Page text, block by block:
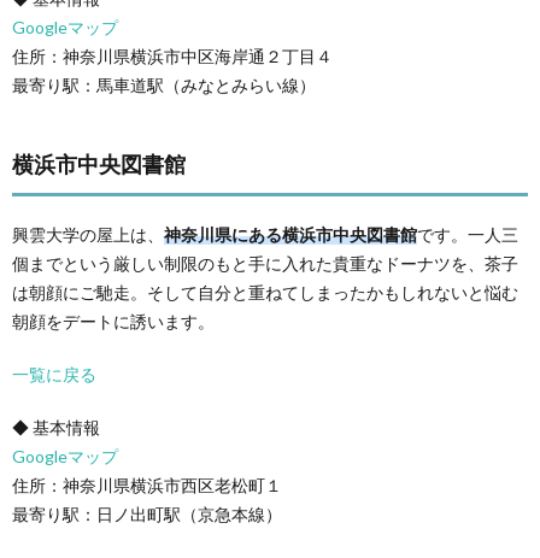
Googleマップ
住所：神奈川県横浜市中区海岸通２丁目４
最寄り駅：馬車道駅（みなとみらい線）
横浜市中央図書館
興雲大学の屋上は、 神奈川県にある横浜市中央図書館です。一人三
個までという厳しい制限のもと手に入れた貴重なドーナツを、茶子
は朝顔にご馳走。そして自分と重ねてしまったかもしれないと悩む
朝顔をデートに誘います。
一覧に戻る
◆ 基本情報
Googleマップ
住所：神奈川県横浜市西区老松町１
最寄り駅：日ノ出町駅（京急本線）